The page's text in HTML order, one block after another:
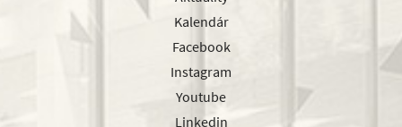
Kalendár
Facebook
Instagram
Youtube
Linkedin